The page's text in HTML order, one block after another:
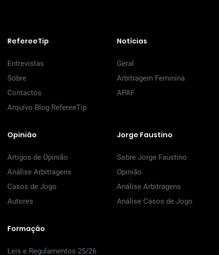
RefereeTip
Entrevistas
Sobre
Contactos
Arquivo Blog RefereeTip
Notícias
Geral
Arbitragem Feminina
APAF
Opinião
Artigos de Opinião
Análise Arbitragens
Casos de Jogo
Autores
Jorge Faustino
Sobre Jorge Faustino
Opinião
Análise Arbitragens
Análise Casos de Jogo
Formação
Leis e Regulamentos 25/26